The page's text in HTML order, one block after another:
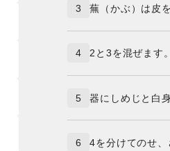
3 蕪（かぶ）は皮
4 2と3を混ぜます。
5 器にしめじと白
6 4を分けてのせ、